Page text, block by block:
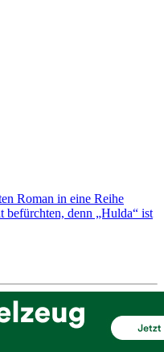
Roman in eine Reihe
befürchten, denn „Hulda“ ist